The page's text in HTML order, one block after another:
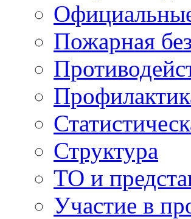
Пожарная
Структура
ТО и
Участие в